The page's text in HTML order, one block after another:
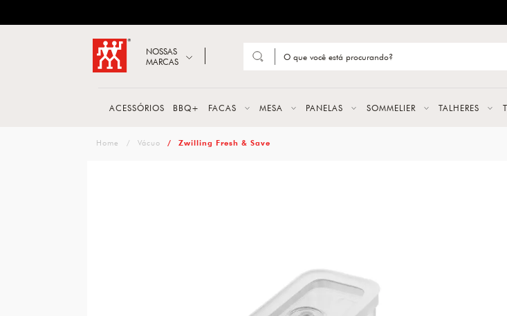
ZWILLING
NOSSAS
MARCAS
FACAS
ACESSÓRIOS BBQ+ FACAS MESA PANELAS SOMMELIER TALHERES
Vácuo Zwilling Fresh & Save